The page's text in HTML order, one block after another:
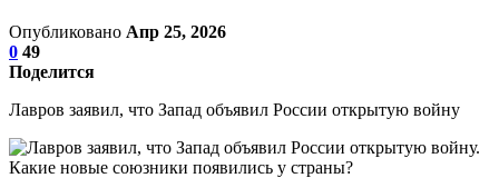
Опубликовано Апр 25, 2026
0 49
Поделится
Лавров заявил, что Запад объявил России открытую войну